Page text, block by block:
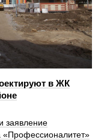
в ЖК
заявление
«Профессионалитет»